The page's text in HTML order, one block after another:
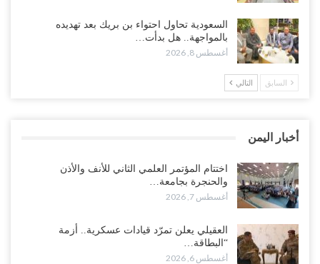
“أبين“| احتجاجًا على تردي الأوضاع المعيشية.. إضراب يشل سوق الرباط
في يافع..!
أغسطس 7, 2026
المواجهة مع الرياض..!
أغسطس 6, 2026
واسعة وإعادة ترتيب المشهد العسكري..!
أغسطس 6, 2026
السعودية تحاول احتواء بن بريك بعد تهديده
بالمواجهة.. هل بدأت…
أغسطس 8, 2026
السابق التالي
أخبار اليمن
اختتام المؤتمر العلمي الثاني للأنف والأذن
والحنجرة بجامعة…
أغسطس 7, 2026
العقيلي يعلن تمرّد قيادات عسكرية.. أزمة
“البطاقة…
أغسطس 6, 2026